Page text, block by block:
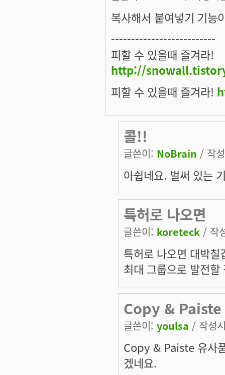
복사해서 붙여넣기 기능
--------------------------
피할 수 있을때 즐겨라!
http://
피할 수 있을때 즐겨라!
콜!!
글쓴이: NoBrain / 작
아쉽네요. 벌써 있는
특허로 나오면
글쓴이: koreteck / 작
특허로 나오면 대박
최대 그룹으로 발전할
Copy & Paiste
글쓴이: youlsa / 작성
Copy & Paiste 유사
겠네요.